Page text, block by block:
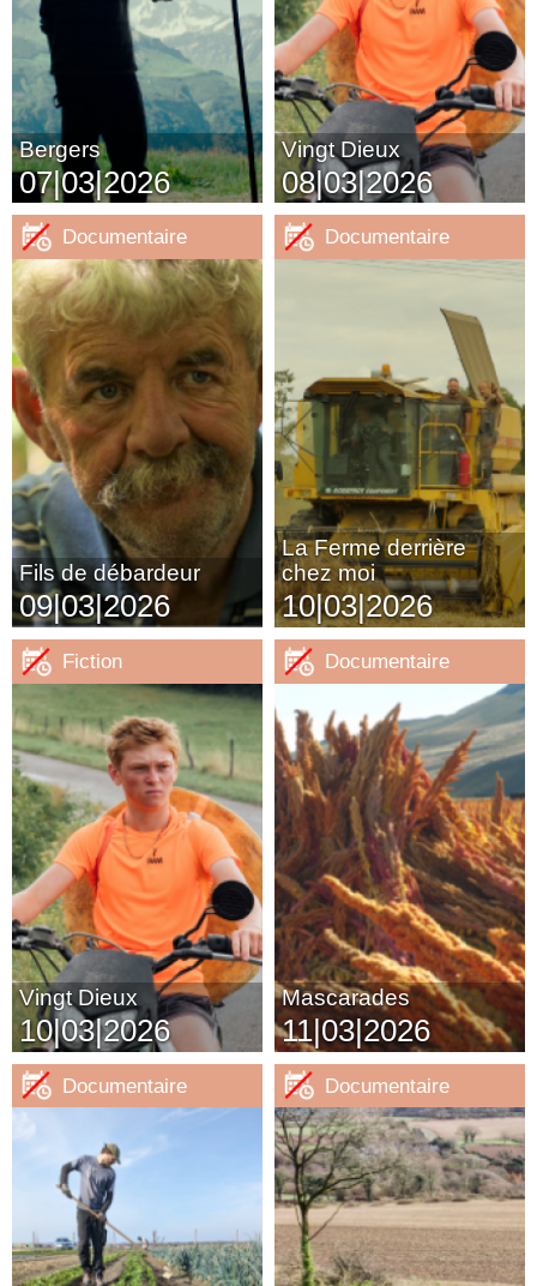
Bergers
07|03|2026
Vingt Dieux
08|03|2026
Documentaire
Fils de débardeur
09|03|2026
Documentaire
La Ferme derrière
chez moi
10|03|2026
Fiction
Vingt Dieux
10|03|2026
Documentaire
Mascarades
11|03|2026
Documentaire Documentaire